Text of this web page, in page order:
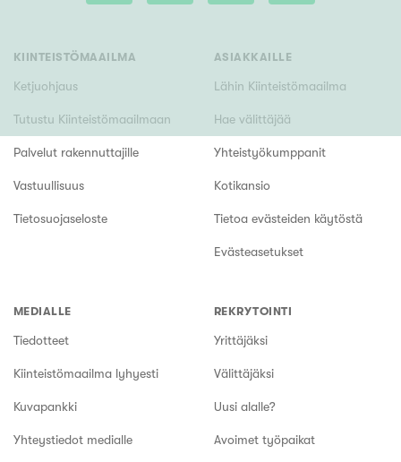
KIINTEISTÖMAAILMA
Ketjuohjaus
Tutustu Kiinteistömaailmaan
Palvelut rakennuttajille
Vastuullisuus
Tietosuojaseloste
ASIAKKAILLE
Lähin Kiinteistömaailma
Hae välittäjää
Yhteistyökumppanit
Kotikansio
Tietoa evästeiden käytöstä
Evästeasetukset
MEDIALLE
Tiedotteet
Kiinteistömaailma lyhyesti
Kuvapankki
Yhteystiedot medialle
REKRYTOINTI
Yrittäjäksi
Välittäjäksi
Uusi alalle?
Avoimet työpaikat